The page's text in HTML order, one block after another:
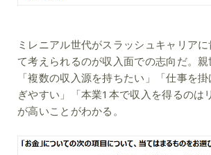
ミレニアル世代がスラッシュキャリア
て考えられるのが収入面での志向だ。
「複数の収入源を持ちたい」「仕事を
ぎやすい」「本業1本で収入を得るのは
が高いことがわかる。